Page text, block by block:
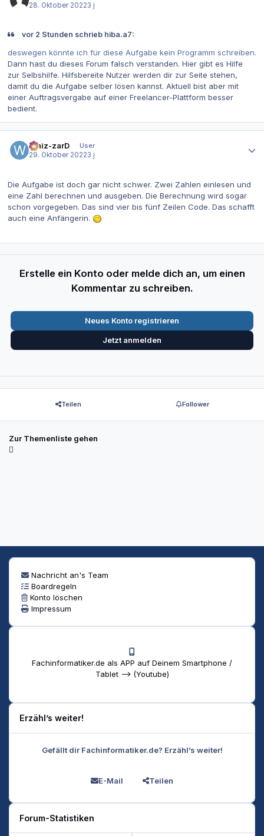
28. Oktober 20223 j
vor 2 Stunden schrieb hiba.a7:
deswegen könnte ich für diese Aufgabe kein Programm schreiben.
Dann hast du dieses Forum falsch verstanden. Hier gibt es Hilfe
zur Selbshilfe. Hilfsbereite Nutzer werden dir zur Seite stehen,
damit du die Aufgabe selber lösen kannst. Aktuell bist aber mit
einer Auftragsvergabe auf einer Freelancer-Plattform besser
bedient.
Whiz-zarD
User
29. Oktober 20223 j
Die Aufgabe ist doch gar nicht schwer. Zwei Zahlen einlesen und
eine Zahl berechnen und ausgeben. Die Berechnung wird sogar
schon vorgegeben. Das sind vier bis fünf Zeilen Code. Das schafft
auch eine Anfängerin.
Erstelle ein Konto oder melde dich an, um einen
Kommentar zu schreiben.
Neues Konto registrieren
Jetzt anmelden
Teilen Follower
Zur Themenliste gehen
Nachricht an's Team
Boardregeln
Konto löschen
Impressum
Fachinformatiker.de als APP auf Deinem Smartphone /
Tablet --> (Youtube)
Erzähl’s weiter!
Gefällt dir Fachinformatiker.de? Erzähl’s weiter!
E-Mail Teilen
Forum-Statistiken